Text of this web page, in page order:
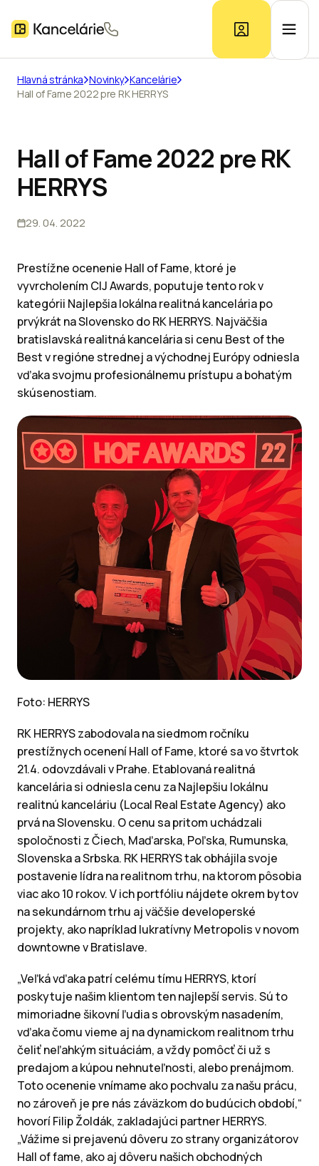
Prieskum trhu
Hlavná stránka Novinky Kancelárie
Hall of Fame 2022 pre RK HERRYS
Hall of Fame 2022 pre RK
HERRYS
29. 04. 2022
Prestížne ocenenie Hall of Fame, ktoré je
vyvrcholením CIJ Awards, poputuje tento rok v
kategórii Najlepšia lokálna realitná kancelária po
prvýkrát na Slovensko do RK HERRYS. Najväčšia
bratislavská realitná kancelária si cenu Best of the
Best v regióne strednej a východnej Európy odniesla
vďaka svojmu profesionálnemu prístupu a bohatým
skúsenostiam.
Foto: HERRYS
RK HERRYS zabodovala na siedmom ročníku
prestížnych ocenení Hall of Fame, ktoré sa vo štvrtok
21.4. odovzdávali v Prahe. Etablovaná realitná
kancelária si odniesla cenu za Najlepšiu lokálnu
realitnú kanceláriu (Local Real Estate Agency) ako
prvá na Slovensku. O cenu sa pritom uchádzali
spoločnosti z Čiech, Maďarska, Poľska, Rumunska,
Slovenska a Srbska. RK HERRYS tak obhájila svoje
postavenie lídra na realitnom trhu, na ktorom pôsobia
viac ako 10 rokov. V ich portfóliu nájdete okrem bytov
na sekundárnom trhu aj väčšie developerské
projekty, ako napríklad lukratívny Metropolis v novom
downtowne v Bratislave.
„Veľká vďaka patrí celému tímu HERRYS, ktorí
poskytuje našim klientom ten najlepší servis. Sú to
mimoriadne šikovní ľudia s obrovským nasadením,
vďaka čomu vieme aj na dynamickom realitnom trhu
čeliť neľahkým situáciám, a vždy pomôcť či už s
predajom a kúpou nehnuteľnosti, alebo prenájmom.
Toto ocenenie vnímame ako pochvalu za našu prácu,
no zároveň je pre nás záväzkom do budúcich období,“
hovorí Filip Žoldák, zakladajúci partner HERRYS.
„Vážime si prejavenú dôveru zo strany organizátorov
Hall of fame, ako aj dôveru našich obchodných